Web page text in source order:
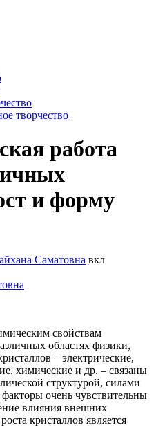
творчество
работа
и форму
Саматовна вкл
свойствам
областях физики,
– электрические,
химические и др. – связаны
структурой, силами
очень чувствительны
влияния внешних
кристаллов является